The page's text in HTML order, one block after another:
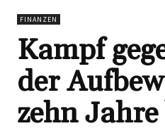
FINANZEN
Kampf
der
zehn Jahre